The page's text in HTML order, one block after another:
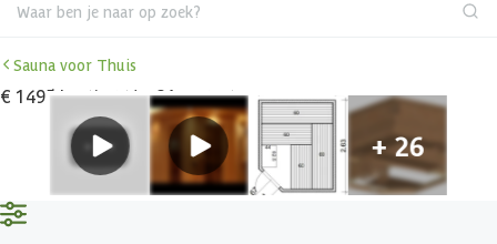
Waar ben je naar op zoek?
Sauna voor Thuis
€ 1495 korting t/m 31 augustus